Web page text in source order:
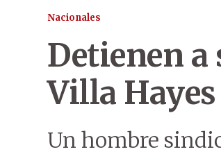
Nacionales
Detienen
Villa Hayes
Un hombre